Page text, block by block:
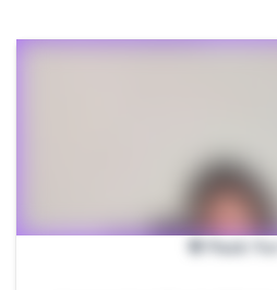
🌸 Pack Yor